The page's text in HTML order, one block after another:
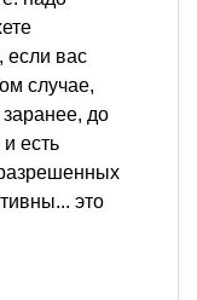
если вас
случае,
до
есть
это